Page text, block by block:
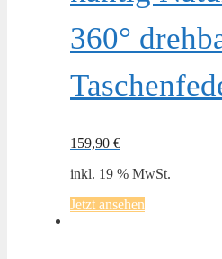
360°
159,90 €
inkl. 19 % MwSt.
Jetzt ansehen